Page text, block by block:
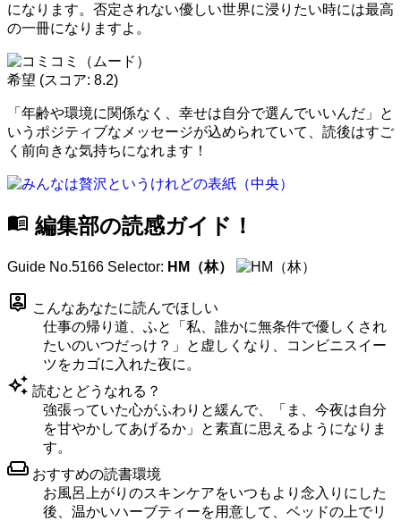
になります。否定されない優しい世界に浸りたい時には最高
の一冊になりますよ。
希望 (スコア: 8.2)
「年齢や環境に関係なく、幸せは自分で選んでいいんだ」と
いうポジティブなメッセージが込められていて、読後はすご
く前向きな気持ちになれます！
menu_book 編集部の読感ガイド！
Guide No.5166 Selector: HM（林）
person_pin こんなあなたに読んでほしい
仕事の帰り道、ふと「私、誰かに無条件で優しくされ
たいのいつだっけ？」と虚しくなり、コンビニスイー
ツをカゴに入れた夜に。
auto_awesome 読むとどうなれる？
強張っていた心がふわりと緩んで、「ま、今夜は自分
を甘やかしてあげるか」と素直に思えるようになりま
す。
weekend おすすめの読書環境
お風呂上がりのスキンケアをいつもより念入りにした
後、温かいハーブティーを用意して、ベッドの上でリ